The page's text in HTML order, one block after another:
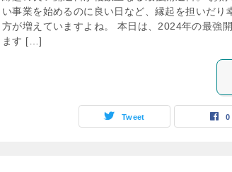
い事業を始めるのに良い日など、縁起を担いだり
方が増えていますよね。 本日は、2024年の最強
ます […]
Tweet 0